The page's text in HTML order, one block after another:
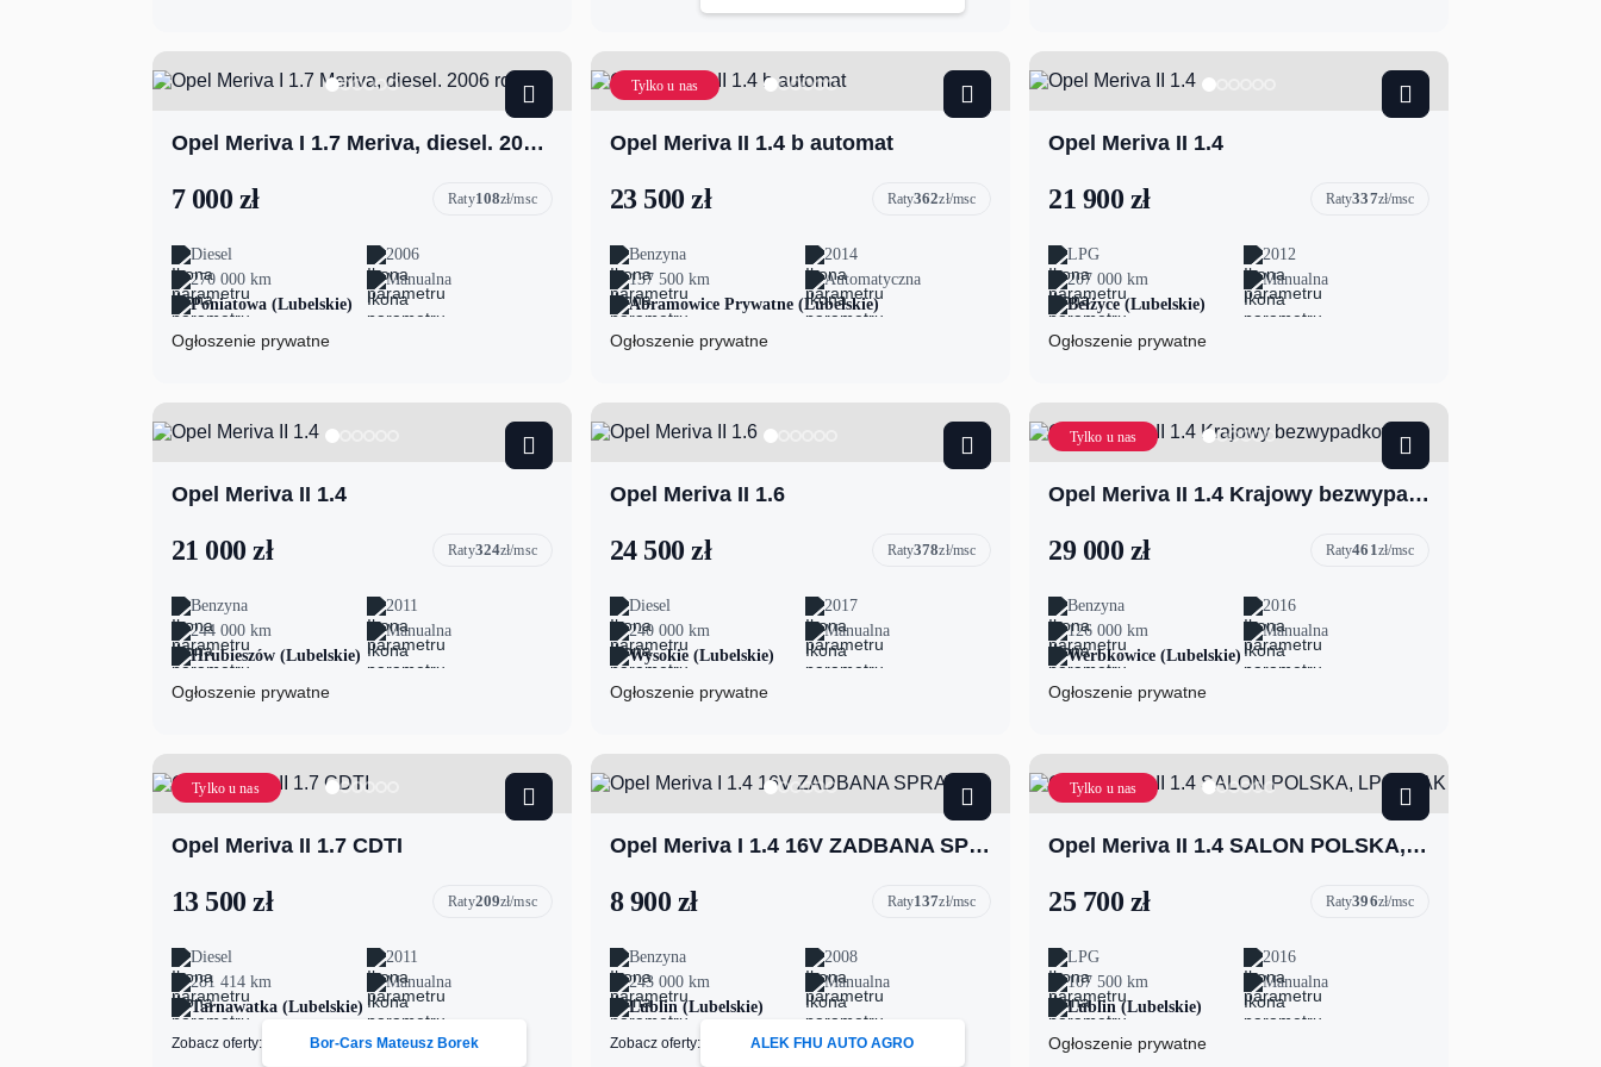
Opel Meriva I 1.7 Meriva, diesel. 2006 rok.
7 000 zł Raty108zł/msc
Diesel
2006
270 000 km
Manualna
Poniatowa (Lubelskie)
Ogłoszenie prywatne
Tylko u nas
Opel Meriva II 1.4 b automat
23 500 zł Raty362zł/msc
Benzyna
2014
137 500 km
Automatyczna
Abramowice Prywatne (Lubelskie)
Ogłoszenie prywatne
Opel Meriva II 1.4
21 900 zł Raty337zł/msc
LPG
2012
207 000 km
Manualna
Bełżyce (Lubelskie)
Ogłoszenie prywatne
Opel Meriva II 1.4
21 000 zł Raty324zł/msc
Benzyna
2011
244 000 km
Manualna
Hrubieszów (Lubelskie)
Ogłoszenie prywatne
Opel Meriva II 1.6
24 500 zł Raty378zł/msc
Diesel
2017
240 000 km
Manualna
Wysokie (Lubelskie)
Ogłoszenie prywatne
Tylko u nas
Opel Meriva II 1.4 Krajowy bezwypadkowy b
29 000 zł Raty461zł/msc
Benzyna
2016
126 000 km
Manualna
Werbkowice (Lubelskie)
Ogłoszenie prywatne
Tylko u nas
Opel Meriva II 1.7 CDTI
13 500 zł Raty209zł/msc
Diesel
2011
281 414 km
Manualna
Tarnawatka (Lubelskie)
Zobacz oferty: Bor-Cars Mateusz Borek
Opel Meriva I 1.4 16V ZADBANA SPRAWNA
8 900 zł Raty137zł/msc
Benzyna
2008
243 000 km
Manualna
Lublin (Lubelskie)
Zobacz oferty: ALEK FHU AUTO AGRO
Tylko u nas
Opel Meriva II 1.4 SALON POLSKA, LPG, HAK
25 700 zł Raty396zł/msc
LPG
2016
107 500 km
Manualna
Lublin (Lubelskie)
Ogłoszenie prywatne